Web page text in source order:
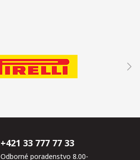
+421 33 777 77 33
Odborné poradenstvo 8.00-